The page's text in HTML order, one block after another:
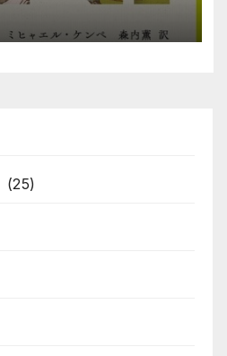
(25)